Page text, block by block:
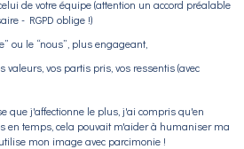
de votre équipe (attention un accord préalable
- RGPD oblige !)
ou le “nous”, plus engageant,
valeurs, vos partis pris, vos ressentis (avec
que j'affectionne le plus, j'ai compris qu'en
en temps, cela pouvait m'aider à humaniser ma
mon image avec parcimonie !